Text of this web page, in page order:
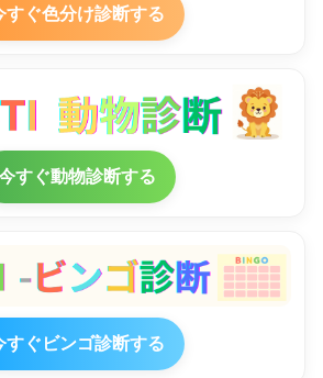
すぐ色分け診断する
すぐ動物診断する
すぐビンゴ診断する